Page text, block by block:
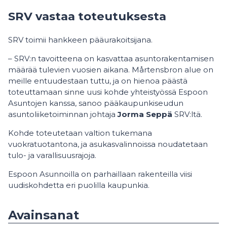
SRV vastaa toteutuksesta
SRV toimii hankkeen pääurakoitsijana.
– SRV:n tavoitteena on kasvattaa asuntorakentamisen
määrää tulevien vuosien aikana. Mårtensbron alue on
meille entuudestaan tuttu, ja on hienoa päästä
toteuttamaan sinne uusi kohde yhteistyössä Espoon
Asuntojen kanssa, sanoo pääkaupunkiseudun
asuntoliiketoiminnan johtajaJorma Seppä SRV:ltä.
Kohde toteutetaan valtion tukemana
vuokratuotantona, ja asukasvalinnoissa noudatetaan
tulo- ja varallisuusrajoja.
Espoon Asunnoilla on parhaillaan rakenteilla viisi
uudiskohdetta eri puolilla kaupunkia.
Avainsanat